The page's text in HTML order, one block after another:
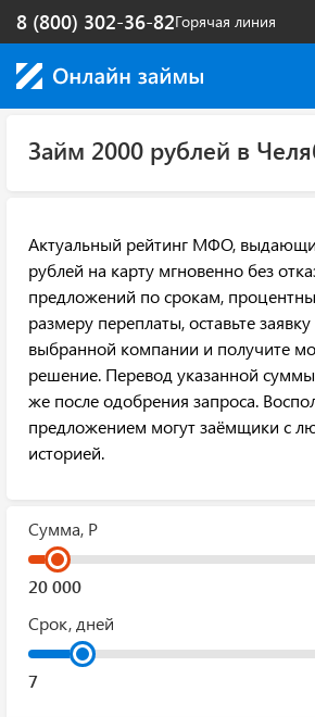
Горячая линия
8 (800) 302-36-82
Займ 2000 рублей в
Актуальный рейтинг МФО,
рублей на карту мгновенно без
предложений по срокам,
размеру переплаты, оставьте
выбранной компании и получите
решение. Перевод указанной
же после одобрения запроса.
предложением могут заёмщики с
историей.
Сумма, Р
Срок, дней